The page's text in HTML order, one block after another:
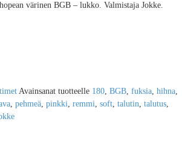
värinen BGB – lukko. Valmistaja Jokke.
Avainsanat tuotteelle 180, BGB, fuksia, hihna,
, pehmeä, pinkki remmi soft, talutin talutus,